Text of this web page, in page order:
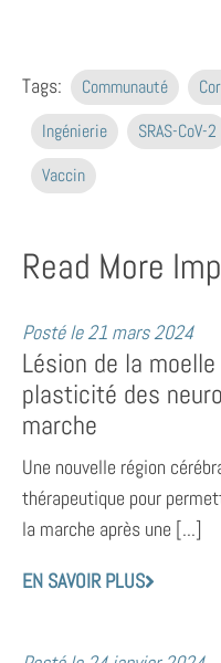
Tags: Communauté
Ingénierie
SRAS-CoV-2
Vaccin
Read More
Posté le 21 mars 2024
Lésion de la
plasticité des
marche
Une nouvelle région
thérapeutique pour
la marche après une [...]
EN SAVOIR PLUS